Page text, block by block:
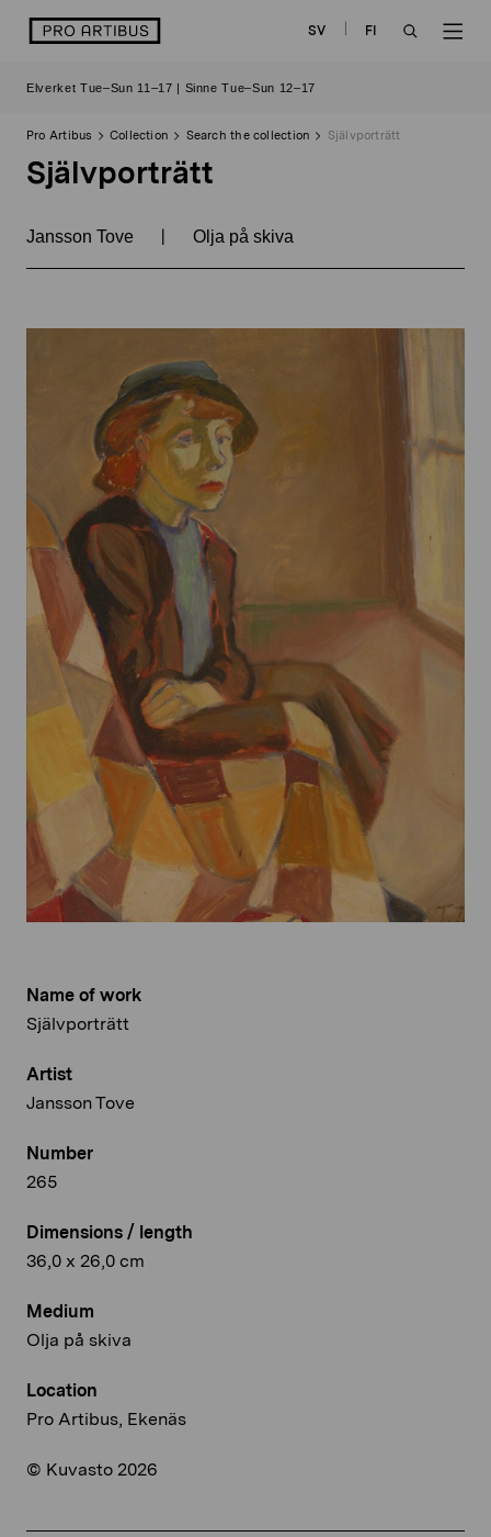
logo SV
FI
Elverket Tue–Sun 11–17 | Sinne Tue–Sun 12–17
Pro Artibus Collection Search the collection Självporträtt
Självporträtt
Jansson Tove | Olja på skiva
Name of work
Självporträtt
Artist
Jansson Tove
Number
265
Dimensions / length
36,0 x 26,0 cm
Medium
Olja på skiva
Location
Pro Artibus, Ekenäs
© Kuvasto 2026